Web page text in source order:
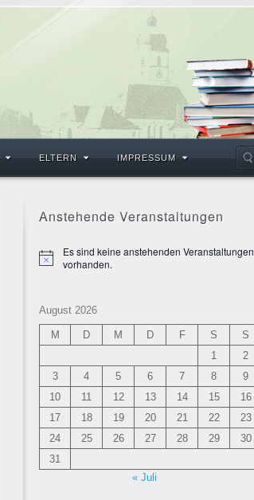
ELTERN IMPRESSUM
Anstehende Veranstaltungen
Hinweis
Es sind keine anstehenden Veranstaltungen
vorhanden.
August 2026
M D M D F S
S
1
2
3
4 5 6 7 8
9
10
11 12 13 14 15
16
17
18 19 20 21 22
23
24
25 26 27 28 29
30
31
« Juli